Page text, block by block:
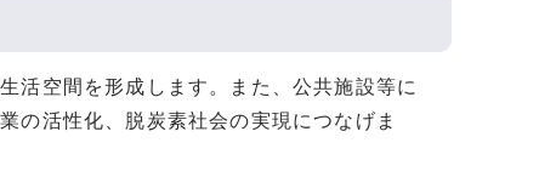
活空間を形成します。また、公共施設等に
の活性化、脱炭素社会の実現につなげま